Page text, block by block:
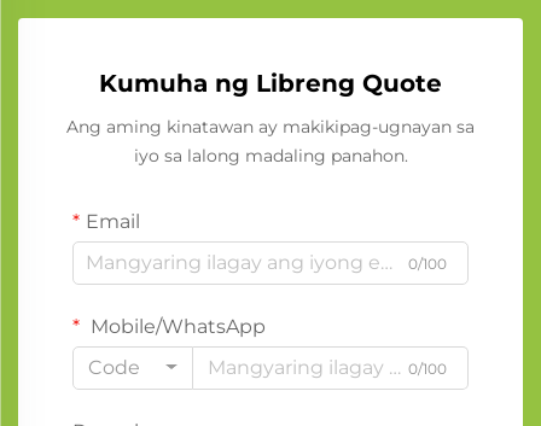
Kumuha ng Libreng Quote
Ang aming kinatawan ay makikipag-ugnayan sa
iyo sa lalong madaling panahon.
Email
0/100
Mobile/WhatsApp
Code
0/100